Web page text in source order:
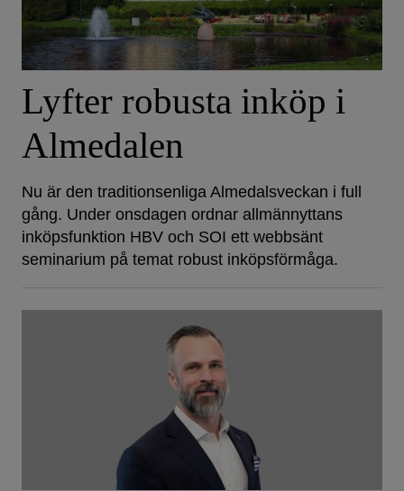
Lyfter robusta inköp i
Almedalen
Nu är den traditionsenliga Almedalsveckan i full
gång. Under onsdagen ordnar allmännyttans
inköpsfunktion HBV och SOI ett webbsänt
seminarium på temat robust inköpsförmåga.